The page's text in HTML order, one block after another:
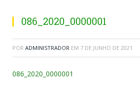
086_2020_0000001
POR ADMINISTRADOR EM 7 DE JUNHO DE 2021
086_2020_0000001